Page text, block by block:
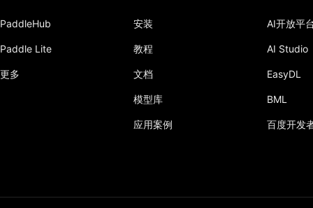
PaddleHub
Paddle Lite
更多
安装
教程
文档
模型库
应用案例
AI开放平
AI Studio
EasyDL
BML
百度开发